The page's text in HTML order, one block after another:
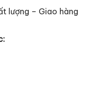
lượng – Giao hàng